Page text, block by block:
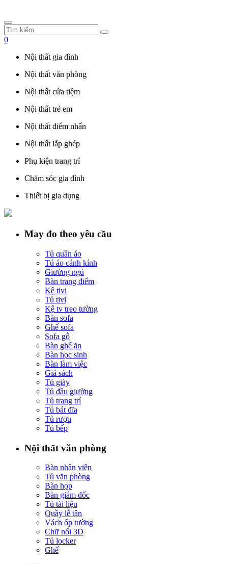
0
Nội thất gia đình
Nội thất văn phòng
Nội thất cửa tiệm
Nội thất trẻ em
Nội thất điểm nhấn
Nội thất lắp ghép
Phụ kiện trang trí
Chăm sóc gia đình
Thiết bị gia dụng
May đo theo yêu cầu
Tủ quần áo
Tú áo cánh kính
Giường ngủ
Bàn trang điểm
Kệ tivi
Tủ tivi
Kệ tv treo tường
Bàn sofa
Ghế sofa
Sofa gỗ
Bàn ghế ăn
Bàn học sinh
Bàn làm việc
Giá sách
Tủ giày
Tủ đầu giường
Tủ trang trí
Tủ bát đĩa
Tủ rượu
Tủ bếp
Nội thất văn phòng
Bàn nhân viên
Tủ văn phòng
Bàn họp
Bàn giám đốc
Tủ tài liệu
Quầy lễ tân
Vách ốp tường
Chữ nổi 3D
Tủ locker
Ghế